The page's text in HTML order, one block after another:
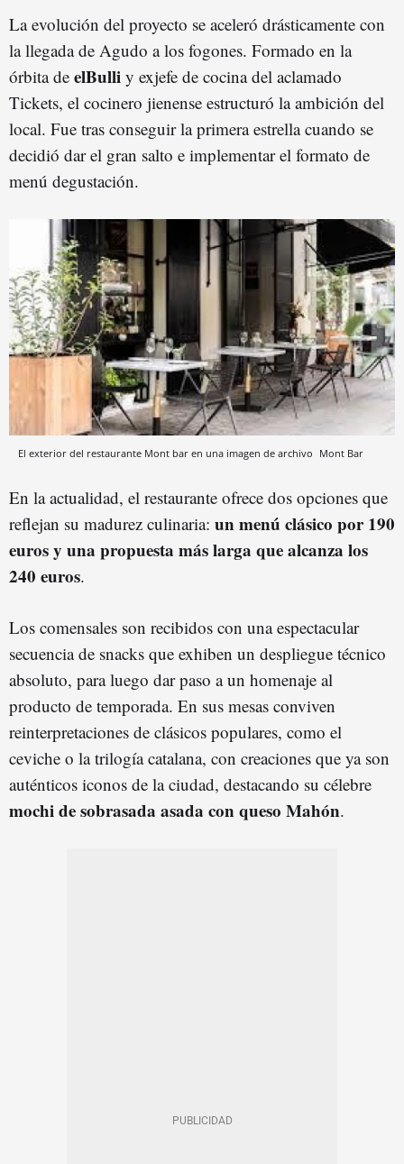
La evolución del proyecto se aceleró drásticamente con
la llegada de Agudo a los fogones. Formado en la
órbita de elBulli y exjefe de cocina del aclamado
Tickets, el cocinero jienense estructuró la ambición del
local. Fue tras conseguir la primera estrella cuando se
decidió dar el gran salto e implementar el formato de
menú degustación.
El exterior del restaurante Mont bar en una imagen de archivo Mont Bar
En la actualidad, el restaurante ofrece dos opciones que
reflejan su madurez culinaria: un menú clásico por 190
euros y una propuesta más larga que alcanza los
240 euros.
Los comensales son recibidos con una espectacular
secuencia de snacks que exhiben un despliegue técnico
absoluto, para luego dar paso a un homenaje al
producto de temporada. En sus mesas conviven
reinterpretaciones de clásicos populares, como el
ceviche o la trilogía catalana, con creaciones que ya son
auténticos iconos de la ciudad, destacando su célebre
mochi de sobrasada asada con queso Mahón.